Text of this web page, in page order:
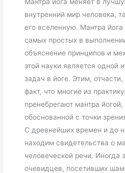
внутренний мир человека,
его вселенную. Мантра йога
самых простых в
объяснение принципов и
этой науки является одной
задач в йоге. Этим,
факт, что многие из
пренебрегают мантра
обоснованной с точки
С древнейших времен и до
находим свидетельства о
человеческой речи. Иногда
очевидцев, посетивших